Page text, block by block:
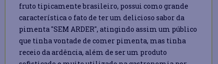
fruto tipicamente brasileiro, possui como grande
característica o fato de ter um delicioso sabor da
pimenta "SEM ARDER", atingindo assim um público
que tinha vontade de comer pimenta, mas tinha
receio da ardência, além de ser um produto